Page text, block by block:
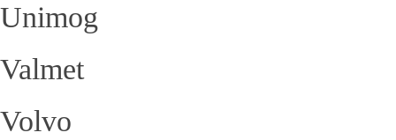
Unimog
Valmet
Volvo